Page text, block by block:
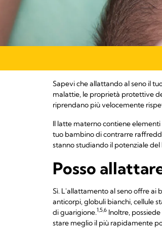
Sapevi che allattando al seno il
malattie, le proprietà protettive
riprendano più velocemente
Il latte materno contiene
tuo bambino di contrarre
stanno studiando il potenziale
Posso
Sì. L'allattamento al seno offre ai
anticorpi, globuli bianchi, cellule
di guarigione.1,5,6 Inoltre,
stare meglio il più rapidamente